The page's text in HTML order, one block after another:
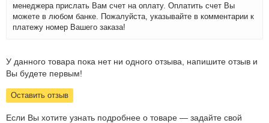
менеджера прислать Вам счет на оплату. Оплатить счет Вы
можете в любом банке. Пожалуйста, указывайте в комментарии к
платежу номер Вашего заказа!
У данного товара пока нет ни одного отзыва, напишите отзыв и
Вы будете первым!
Оставить отзыв
Если Вы хотите узнать подробнее о товаре — задайте свой